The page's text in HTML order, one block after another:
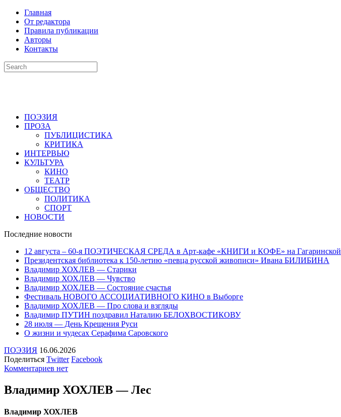
Главная
От редактора
Правила публикации
Авторы
Контакты
ПОЭЗИЯ
ПРОЗА
ПУБЛИЦИСТИКА
КРИТИКА
ИНТЕРВЬЮ
КУЛЬТУРА
КИНО
ТЕАТР
ОБЩЕСТВО
ПОЛИТИКА
СПОРТ
НОВОСТИ
Последние новости
12 августа – 60-я ПОЭТИЧЕСКАЯ СРЕДА в Арт-кафе «КНИГИ и КОФЕ» на Гагаринской
Президентская библиотека к 150-летию «певца русской живописи» Ивана БИЛИБИНА
Владимир ХОХЛЕВ — Старики
Владимир ХОХЛЕВ — Чувство
Владимир ХОХЛЕВ — Состояние счастья
Фестиваль НОВОГО АССОЦИАТИВНОГО КИНО в Выборге
Владимир ХОХЛЕВ — Про слова и взгляды
Владимир ПУТИН поздравил Наталию БЕЛОХВОСТИКОВУ
28 июля — День Крещения Руси
О жизни и чудесах Серафима Саровского
ПОЭЗИЯ 16.06.2026
Поделиться Twitter Facebook
Комментариев нет
Владимир ХОХЛЕВ — Лес
Владимир ХОХЛЕВ